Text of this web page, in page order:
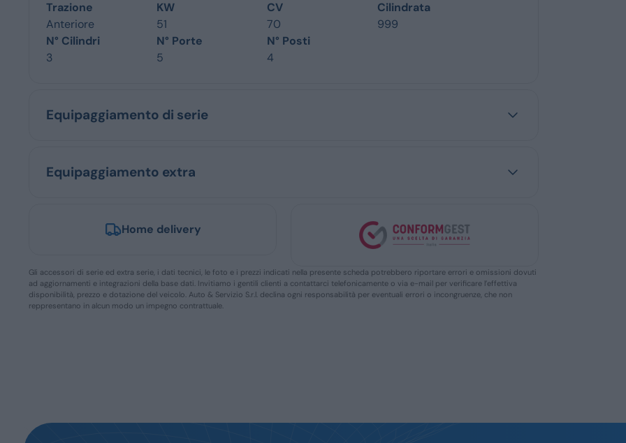
Trazione
Anteriore
KW
51
CV
70
Cilindrata
999
N° Cilindri
3
N° Porte
5
N° Posti
4
Equipaggiamento di serie
Equipaggiamento extra
Home delivery
Gli accessori di serie ed extra serie, i dati tecnici, le foto e i prezzi indicati nella presente scheda potrebbero riportare errori e omissioni dovuti
ad aggiornamenti e integrazioni della base dati. Invitiamo i gentili clienti a contattarci telefonicamente o via e-mail per verificare l’effettiva
disponibilità, prezzo e dotazione del veicolo. Auto & Servizio S.r.l. declina ogni responsabilità per eventuali errori o incongruenze, che non
reppresentano in alcun modo un impegno contrattuale.